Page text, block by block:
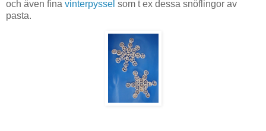
och även fina vinterpyssel som t ex dessa snöflingor av
pasta.